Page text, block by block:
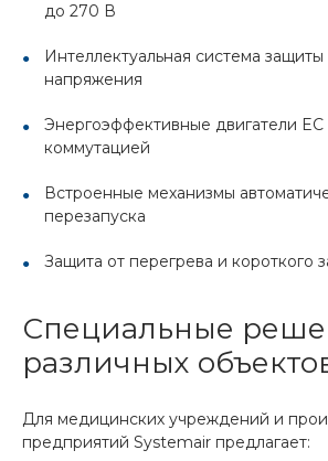
до 270 В
Интеллектуальная система
напряжения
Энергоэффективные двигатели EC
коммутацией
Встроенные механизмы
перезапуска
Защита от перегрева и короткого
Специальные
различных
Для медицинских учреждений и
предприятий Systemair предлагает: